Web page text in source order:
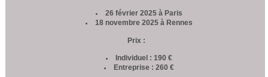
26 février 2025 à Paris
18 novembre 2025 à Rennes
Prix :
Individuel : 190 €
Entreprise : 260 €